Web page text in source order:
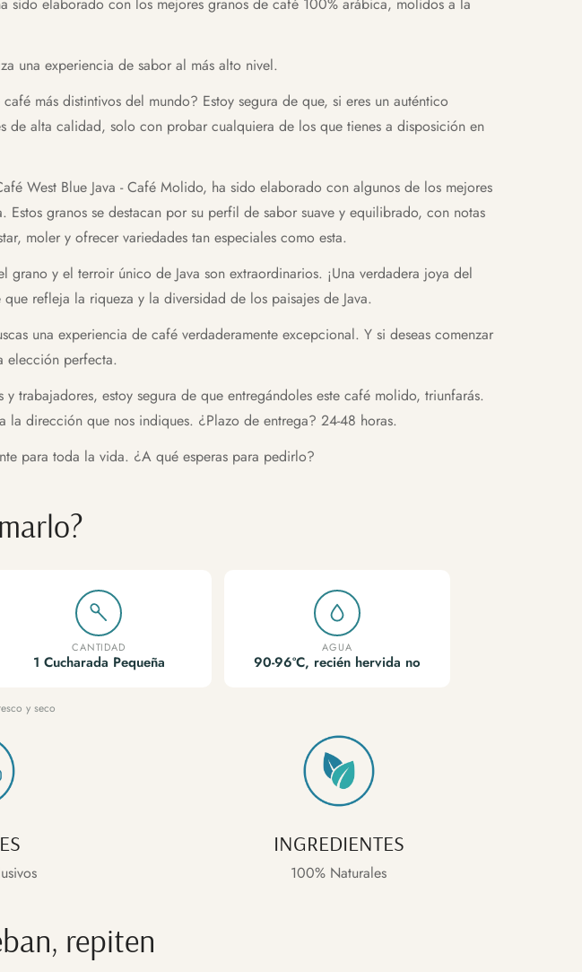
una experiencia de sabor al más alto nivel.
más distintivos del mundo? Estoy segura de que, si eres un auténtico
de alta calidad, solo con probar cualquiera de los que tienes a disposición en
West Blue Java - Café Molido, ha sido elaborado con algunos de los mejores
granos se destacan por su perfil de sabor suave y equilibrado, con notas
moler y ofrecer variedades tan especiales como esta.
y el terroir único de Java son extraordinarios. ¡Una verdadera joya del
refleja la riqueza y la diversidad de los paisajes de Java.
una experiencia de café verdaderamente excepcional. Y si deseas comenzar
elección perfecta.
trabajadores, estoy segura de que entregándoles este café molido, triunfarás.
la dirección que nos indiques. ¿Plazo de entrega? 24-48 horas.
para toda la vida. ¿A qué esperas para pedirlo?
CANTIDAD
1 Cucharada Pequeña
AGUA
90-96ºC, recién hervida no
y seco
INGREDIENTES
100% Naturales
repiten